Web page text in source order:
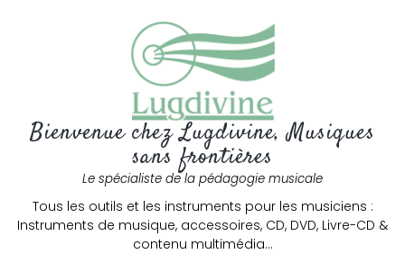
Bienvenue chez Lugdivine, Musiques
sans frontières
Le spécialiste de la pédagogie musicale
Tous les outils et les instruments pour les musiciens :
Instruments de musique, accessoires, CD, DVD, Livre-CD &
contenu multimédia…